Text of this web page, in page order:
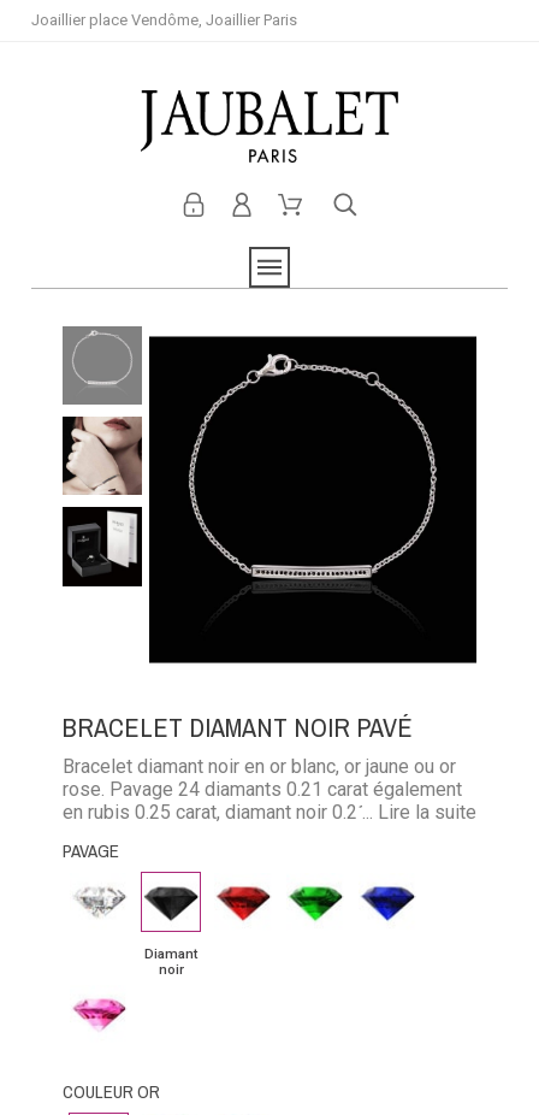
Joaillier place Vendôme, Joaillier Paris
BRACELET DIAMANT NOIR PAVÉ
Bracelet diamant noir en or blanc, or jaune ou or
rose. Pavage 24 diamants 0.21 carat également
en rubis 0.25 carat, diamant noir 0.21 carat,
Fabrication dans nos ateliers
... Lire la suite
PAVAGE
Diamant
Diamant
noir
Diamant
noir
Rubis Emeraude
Saphir
bleu
Saphir
rose
COULEUR OR